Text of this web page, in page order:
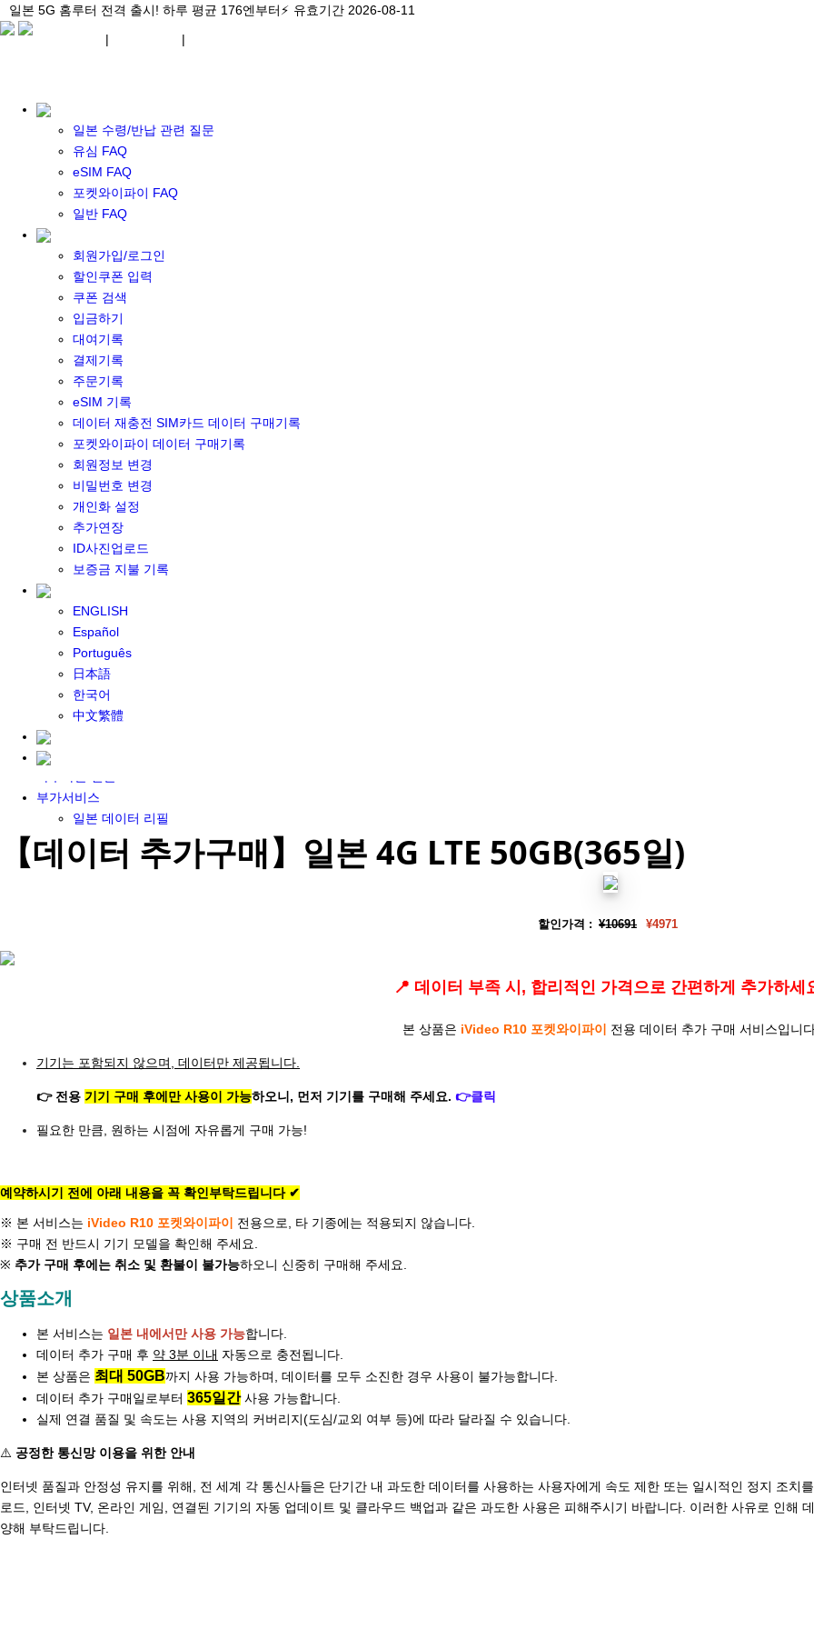
일본 5G 홈루터 전격 출시! 하루 평균 176엔부터⚡ 유효기간 2026-08-11
일본 수령/반납 관련 질문
유심 FAQ
eSIM FAQ
포켓와이파이 FAQ
일반 FAQ
회원가입/로그인
할인쿠폰 입력
쿠폰 검색
입금하기
대여기록
결제기록
주문기록
eSIM 기록
데이터 재충전 SIM카드 데이터 구매기록
포켓와이파이 데이터 구매기록
회원정보 변경
비밀번호 변경
개인화 설정
추가연장
ID사진업로드
보증금 지불 기록
ENGLISH
Español
Português
日本語
한국어
中文繁體
\아이비디오 eSIM🇯🇵/ 일본 3대 현지망 모두 플랜 완비! 유효기간 2026-08-11
일본 5G 홈루터 전격 출시! 하루 평균 176엔부터⚡ 유효기간 2026-08-11
| |
포켓 와이파이 대여
일본 계약 와이파이
eSIM
일본 eSIM
한국 eSIM
대만 eSIM
기타 아시아 eSIM
eSIM 개통 설명서
포켓와이파이&데이터 구매
포켓와이파이 구매
일본 DATA
기타 아시아 DATA
MACARON DATA
DATA 이용 설명서
유심 구매
일본유심
한국유심
기타 아시아 유심
유심 설명서
데이터팩 구매
충전식 유심 카드
일본 데이터팩
한국 데이터팩
대여하기
부가서비스
일본 데이터 리필
【데이터 추가구매】일본 4G LTE 50GB(365일)
할인가격 : ¥10691 ¥4971
📍 데이터 부족 시, 합리적인 가격으로 간편하게 추가하세
본 상품은 iVideo R10 포켓와이파이 전용 데이터 추가 구매 서비스입니
기기는 포함되지 않으며, 데이터만 제공됩니다.
👉 전용 기기 구매 후에만 사용이 가능하오니, 먼저 기기를 구매해 주세요. 👉클릭
필요한 만큼, 원하는 시점에 자유롭게 구매 가능!
예약하시기 전에 아래 내용을 꼭 확인부탁드립니다 ✔
※ 본 서비스는 iVideo R10 포켓와이파이
전용으로, 타 기종에는 적용되지 않습니다.
※ 구매 전 반드시 기기 모델을 확인해 주세요.
※ 추가 구매 후에는 취소 및 환불이 불가능하오니 신중히 구매해 주세요.
상품소개
본 서비스는 일본 내에서만 사용 가능합니다.
데이터 추가 구매 후 약 3분 이내 자동으로 충전됩니다.
본 상품은 최대 50GB까지 사용 가능하며, 데이터를 모두 소진한 경우 사용이 불가능합니다.
데이터 추가 구매일로부터 365일간 사용 가능합니다.
실제 연결 품질 및 속도는 사용 지역의 커버리지(도심/교외 여부 등)에 따라 달라질 수 있습니다.
⚠️ 공정한 통신망 이용을 위한 안내
인터넷 품질과 안정성 유지를 위해, 전 세계 각 통신사들은 단기간 내 과도한 데이터를 사용하는 사용자에게 속도 제한 또는 일시적인 정지 조
로드, 인터넷 TV, 온라인 게임, 연결된 기기의 자동 업데이트 및 클라우드 백업과 같은 과도한 사용은 피해주시기 바랍니다. 이러한 사유로 인해
양해 부탁드립니다.